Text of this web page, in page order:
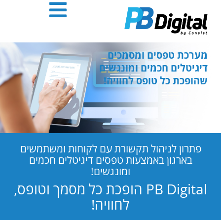
אנטר
מערכת טפסים ומסמכים
דיגיטלים חכמים ומונגשים
שהופכת כל טופס לחוויה!
פתרון לניהול תקשורת עם לקוחות ומשתמשים
בארגון באמצעות טפסים דיגיטלים חכמים
ומונגשים!
PB Digital הופכת כל מסמך וטופס,
לחוויה!